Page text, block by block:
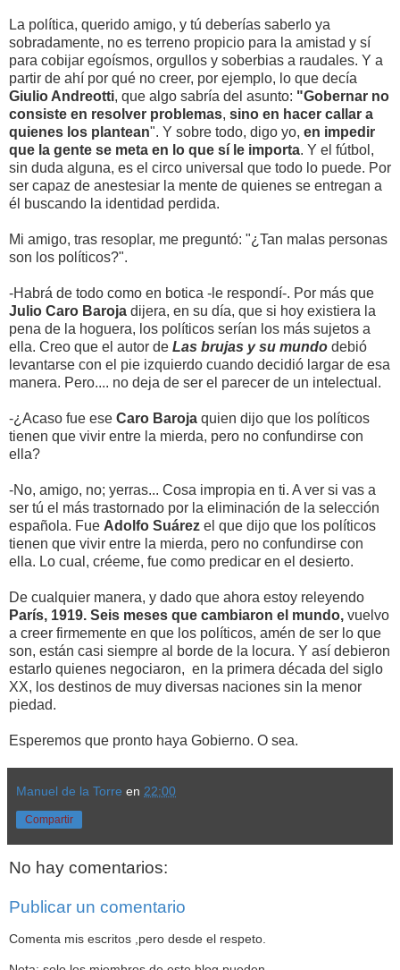
La política, querido amigo, y tú deberías saberlo ya
sobradamente, no es terreno propicio para la amistad y sí
para cobijar egoísmos, orgullos y soberbias a raudales. Y a
partir de ahí por qué no creer, por ejemplo, lo que decía
Giulio Andreotti, que algo sabría del asunto: "Gobernar no
consiste en resolver problemas, sino en hacer callar a
quienes los plantean". Y sobre todo, digo yo, en impedir
que la gente se meta en lo que sí le importa. Y el fútbol,
sin duda alguna, es el circo universal que todo lo puede. Por
ser capaz de anestesiar la mente de quienes se entregan a
él buscando la identidad perdida.
Mi amigo, tras resoplar, me preguntó: "¿Tan malas personas
son los políticos?".
-Habrá de todo como en botica -le respondí-. Por más que
Julio Caro Baroja dijera, en su día, que si hoy existiera la
pena de la hoguera, los políticos serían los más sujetos a
ella. Creo que el autor de Las brujas y su mundo debió
levantarse con el pie izquierdo cuando decidió largar de esa
manera. Pero.... no deja de ser el parecer de un intelectual.
-¿Acaso fue ese Caro Baroja quien dijo que los políticos
tienen que vivir entre la mierda, pero no confundirse con
ella?
-No, amigo, no; yerras... Cosa impropia en ti. A ver si vas a
ser tú el más trastornado por la eliminación de la selección
española. Fue Adolfo Suárez el que dijo que los políticos
tienen que vivir entre la mierda, pero no confundirse con
ella. Lo cual, créeme, fue como predicar en el desierto.
De cualquier manera, y dado que ahora estoy releyendo
París, 1919. Seis meses que cambiaron el mundo, vuelvo
a creer firmemente en que los políticos, amén de ser lo que
son, están casi siempre al borde de la locura. Y así debieron
estarlo quienes negociaron, en la primera década del siglo
XX, los destinos de muy diversas naciones sin la menor
piedad.
Esperemos que pronto haya Gobierno. O sea.
Manuel de la Torre en 22:00
Compartir
No hay comentarios:
Publicar un comentario
Comenta mis escritos ,pero desde el respeto.